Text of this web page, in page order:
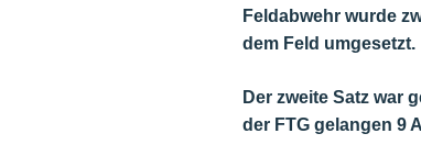
Feldabwehr wurde
dem Feld umgesetzt.
Der zweite Satz war
der FTG gelangen 9